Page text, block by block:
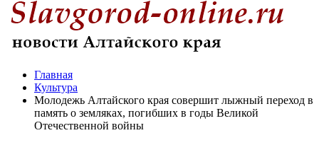
Главная
Культура
Молодежь Алтайского края совершит лыжный переход в
память о земляках, погибших в годы Великой
Отечественной войны